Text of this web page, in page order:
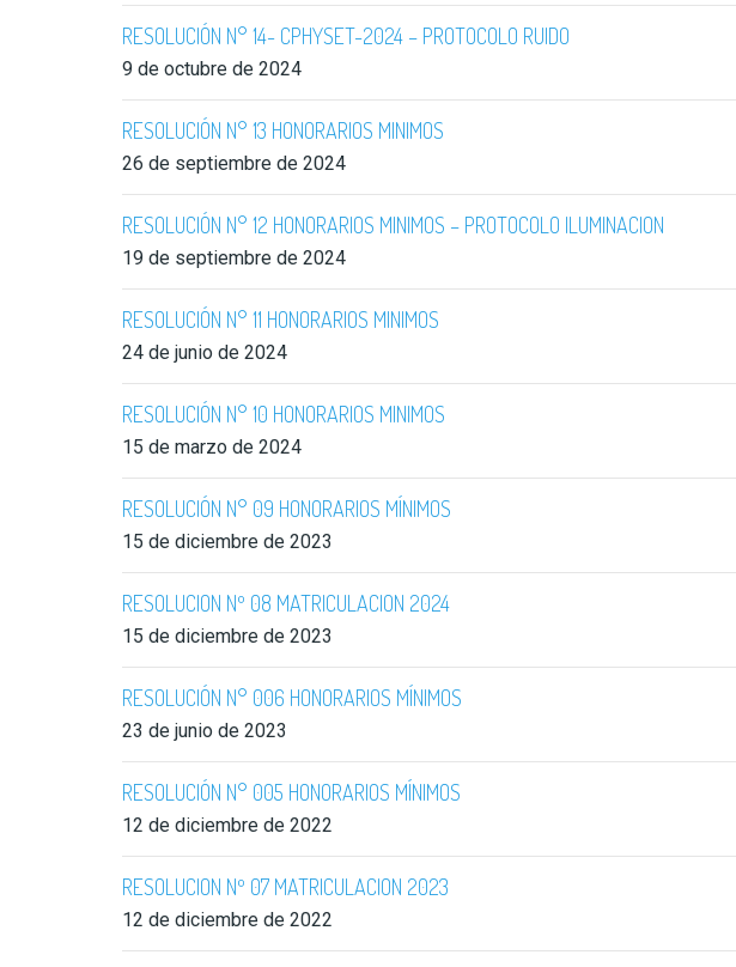
RESOLUCIÓN N° 14- CPHYSET-2024 – PROTOCOLO RUIDO
9 de octubre de 2024
RESOLUCIÓN N° 13 HONORARIOS MINIMOS
26 de septiembre de 2024
RESOLUCIÓN N° 12 HONORARIOS MINIMOS – PROTOCOLO ILUMINACION
19 de septiembre de 2024
RESOLUCIÓN N° 11 HONORARIOS MINIMOS
24 de junio de 2024
RESOLUCIÓN N° 10 HONORARIOS MINIMOS
15 de marzo de 2024
RESOLUCIÓN N° 09 HONORARIOS MÍNIMOS
15 de diciembre de 2023
RESOLUCION Nº 08 MATRICULACION 2024
15 de diciembre de 2023
RESOLUCIÓN N° 006 HONORARIOS MÍNIMOS
23 de junio de 2023
RESOLUCIÓN N° 005 HONORARIOS MÍNIMOS
12 de diciembre de 2022
RESOLUCION Nº 07 MATRICULACION 2023
12 de diciembre de 2022